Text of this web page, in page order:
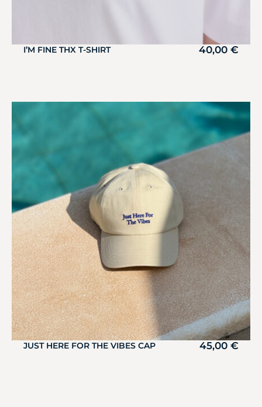
I’M FINE THX T-SHIRT 40,00 €
JUST HERE FOR THE VIBES CAP 45,00 €